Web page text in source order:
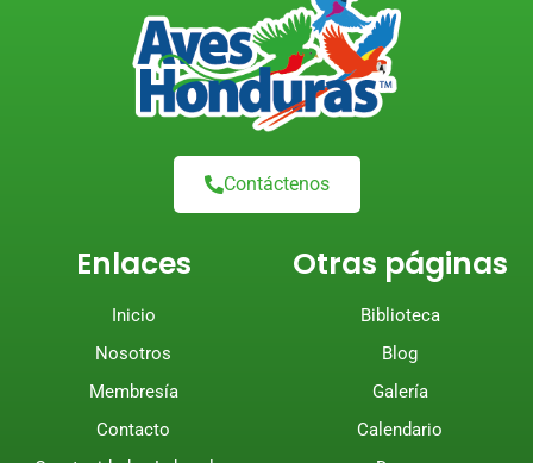
Contáctenos
Enlaces
Inicio
Nosotros
Membresía
Contacto
Otras páginas
Biblioteca
Blog
Galería
Calendario